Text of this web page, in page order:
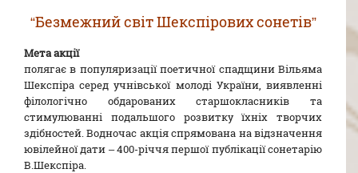
“Безмежний світ Шекспірових сонетів”
Мета акції
полягає в популяризації поетичної спадщини Вільяма
Шекспіра серед учнівської молоді України, виявленні
філологічно обдарованих старшокласників та
стимулюванні подальшого розвитку їхніх творчих
здібностей. Водночас акція спрямована на відзначення
ювілейної дати – 400-річчя першої публікації сонетарію
В.Шекспіра.